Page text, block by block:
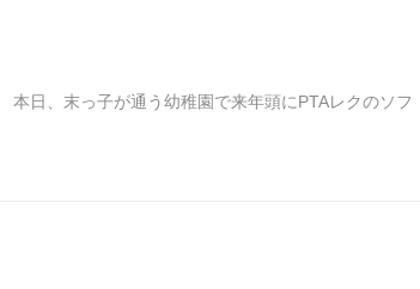
日、末っ子が通う幼稚園で来年頭にPTAレクのソフ